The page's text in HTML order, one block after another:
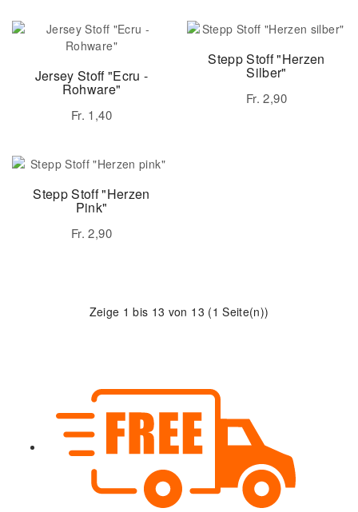
Jersey Stoff "Ecru -
Rohware"
Fr. 1,40
Stepp Stoff "Herzen
Silber"
Fr. 2,90
Stepp Stoff "Herzen
Pink"
Fr. 2,90
Zeige 1 bis 13 von 13 (1 Seite(n))